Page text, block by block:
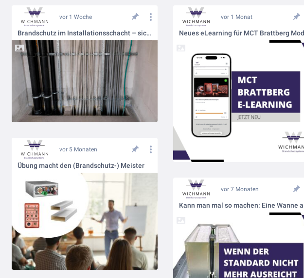
vor 1 Woche
Brandschutz im Installationsschacht – sicher über mehrere Geschosse
vor 1 Monat
vor 5 Monaten
Übung macht den (Brandschutz-) Meister
vor 7 Monaten